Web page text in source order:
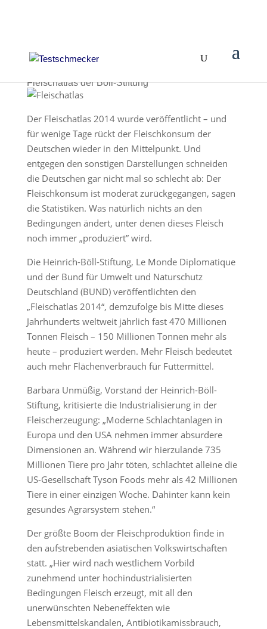
Fleischatlas der Böll-Stiftung
Der Fleischatlas 2014 wurde veröffentlicht – und
für wenige Tage rückt der Fleischkonsum der
Deutschen wieder in den Mittelpunkt. Und
entgegen den sonstigen Darstellungen schneiden
die Deutschen gar nicht mal so schlecht ab: Der
Fleischkonsum ist moderat zurückgegangen, sagen
die Statistiken. Was natürlich nichts an den
Bedingungen ändert, unter denen dieses Fleisch
noch immer „produziert” wird.
Die Heinrich-Böll-Stiftung, Le Monde Diplomatique
und der Bund für Umwelt und Naturschutz
Deutschland (BUND) veröffentlichten den
„Fleischatlas 2014“, demzufolge bis Mitte dieses
Jahrhunderts weltweit jährlich fast 470 Millionen
Tonnen Fleisch – 150 Millionen Tonnen mehr als
heute – produziert werden. Mehr Fleisch bedeutet
auch mehr Flächenverbrauch für Futtermittel.
Barbara Unmüßig, Vorstand der Heinrich-Böll-
Stiftung, kritisierte die Industrialisierung in der
Fleischerzeugung: „Moderne Schlachtanlagen in
Europa und den USA nehmen immer absurdere
Dimensionen an. Während wir hierzulande 735
Millionen Tiere pro Jahr töten, schlachtet alleine die
US-Gesellschaft Tyson Foods mehr als 42 Millionen
Tiere in einer einzigen Woche. Dahinter kann kein
gesundes Agrarsystem stehen.“
Der größte Boom der Fleischproduktion finde in
den aufstrebenden asiatischen Volkswirtschaften
statt. „Hier wird nach westlichem Vorbild
zunehmend unter hochindustrialisierten
Bedingungen Fleisch erzeugt, mit all den
unerwünschten Nebeneffekten wie
Lebensmittelskandalen, Antibiotikamissbrauch,